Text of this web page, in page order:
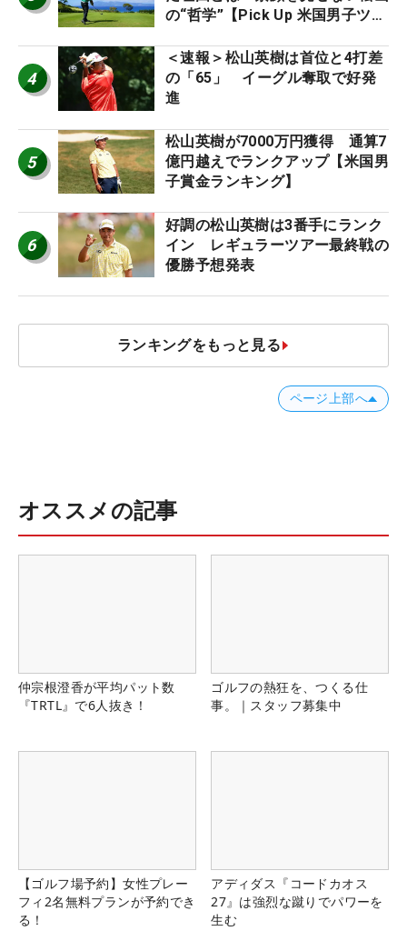
の“哲学”【Pick Up 米国男子ツア
4
＜速報＞松山英樹は首位と4打差
の「65」 イーグル奪取で好発
進
5
松山英樹が7000万円獲得 通算7
億円越えでランクアップ【米国男
子賞金ランキング】
6
好調の松山英樹は3番手にランク
イン レギュラーツアー最終戦の
優勝予想発表
ランキングをもっと見る
ページ上部へ
オススメの記事
仲宗根澄香が平均パット数
『TRTL』で6人抜き！
ゴルフの熱狂を、つくる仕
事。｜スタッフ募集中
【ゴルフ場予約】女性プレー
フィ2名無料プランが予約でき
る！
アディダス『コードカオス
27』は強烈な蹴りでパワーを
生む